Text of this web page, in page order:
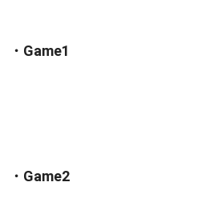
・Game1
・Game2